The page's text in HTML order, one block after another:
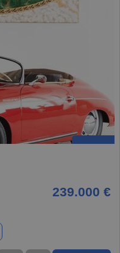
239.000 €